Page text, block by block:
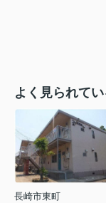
よく見られて
長崎市東町